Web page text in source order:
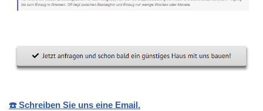
☎️ Schreiben Sie uns eine Email.